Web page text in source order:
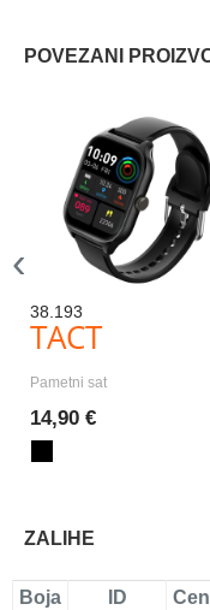
POVEZANI
38.193
TACT
Pametni sat
14,90 €
‹
ZALIHE
Boja ID